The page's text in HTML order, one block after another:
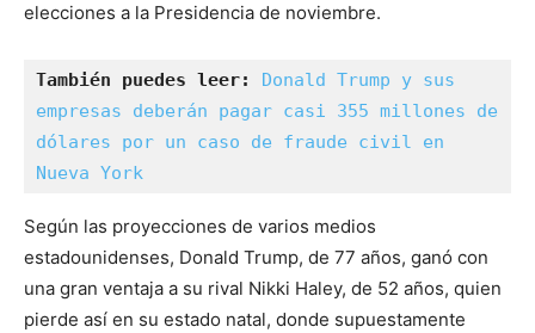
elecciones a la Presidencia de noviembre.
También puedes leer:
Donald Trump y sus
empresas deberán pagar casi 355 millones de
dólares por un caso de fraude civil en
Nueva York
Según las proyecciones de varios medios
estadounidenses, Donald Trump, de 77 años, ganó con
una gran ventaja a su rival Nikki Haley, de 52 años, quien
pierde así en su estado natal, donde supuestamente